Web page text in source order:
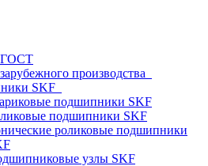
ГОСТ
производства
SKF
подшипники SKF
подшипники SKF
роликовые подшипники
узлы SKF